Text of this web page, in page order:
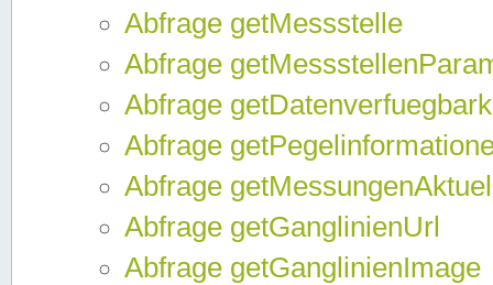
Abfrage getMessstelle
Abfrage
Abfrage
Abfrage
Abfrage
Abfrage getGanglinienUrl
Abfrage getGanglinienImage